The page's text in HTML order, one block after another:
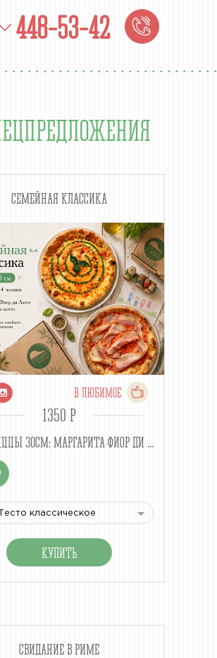
448-53-42
СЕМЕЙНАЯ КЛАССИКА
В ЛЮБИМОЕ
1350 P
30СМ: МАРГАРИТА ФИОР ДИ ...
Тесто классическое
СВИДАНИЕ В РИМЕ